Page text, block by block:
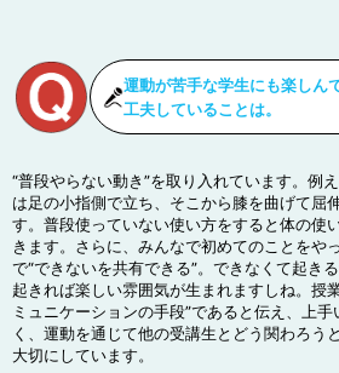
運動が苦手な学生にも楽しん
工夫していることは。
“普段やらない動き”を取り入れています。例
は足の小指側で立ち、そこから膝を曲げて屈
す。普段使っていない使い方をすると体の使
きます。さらに、みんなで初めてのことをや
で“できないを共有できる”。できなくて起き
起きれば楽しい雰囲気が生まれますしね。授
ミュニケーションの手段”であると伝え、上手
く、運動を通じて他の受講生とどう関わろう
大切にしています。